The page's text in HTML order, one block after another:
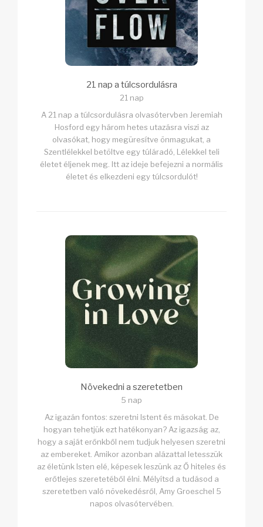
21 nap a túlcsordulásra
21 nap
A 21 nap a túlcsordulásra olvasótervben Jeremiah
Hosford egy három hetes utazásra viszi az
olvasókat, hogy megüresítve önmagukat, a
Szentlélekkel betöltve egy túláradó, Lélekkel teli
életet éljenek meg. Itt az ideje befejezni a normális
életet és elkezdeni egy túlcsordulót!
Növekedni a szeretetben
5 nap
Az igazán fontos: szeretni Istent és másokat. De
hogyan tehetjük ezt hatékonyan? Az igazság az,
hogy a saját erőnkből nem tudjuk helyesen szeretni
az embereket. Amikor azonban alázattal letesszük
az életünk Isten elé, képesek leszünk az Ő hiteles és
erőtlejes szeretetéből élni. Mélyítsd a tudásod a
szeretetben való növekedésről, Amy Groeschel 5
napos olvasótervében.